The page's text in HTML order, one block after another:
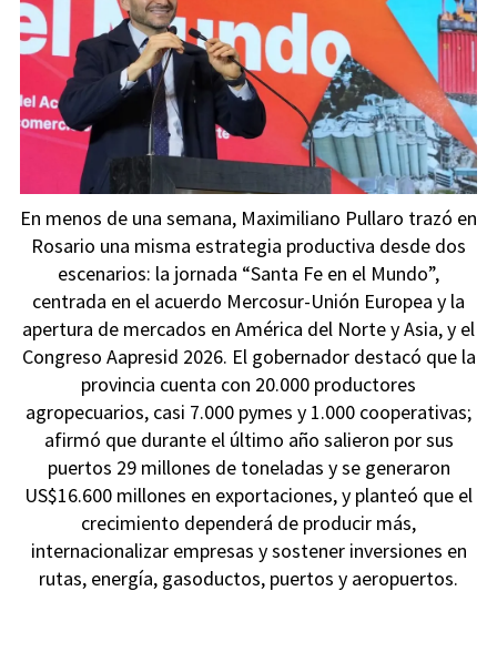
En menos de una semana, Maximiliano Pullaro trazó en
Rosario una misma estrategia productiva desde dos
escenarios: la jornada “Santa Fe en el Mundo”,
centrada en el acuerdo Mercosur-Unión Europea y la
apertura de mercados en América del Norte y Asia, y el
Congreso Aapresid 2026. El gobernador destacó que la
provincia cuenta con 20.000 productores
agropecuarios, casi 7.000 pymes y 1.000 cooperativas;
afirmó que durante el último año salieron por sus
puertos 29 millones de toneladas y se generaron
US$16.600 millones en exportaciones, y planteó que el
crecimiento dependerá de producir más,
internacionalizar empresas y sostener inversiones en
rutas, energía, gasoductos, puertos y aeropuertos.